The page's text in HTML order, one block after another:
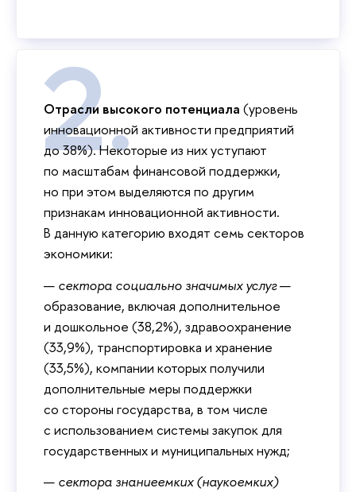
Отрасли высокого потенциала (уровень
инновационной активности предприятий
до 38%). Некоторые из них уступают
по масштабам финансовой поддержки,
но при этом выделяются по другим
признакам инновационной активности.
В данную категорию входят семь секторов
экономики:
— сектора социально значимых услуг—
образование, включая дополнительное
и дошкольное (38,2%), здравоохранение
(33,9%), транспортировка и хранение
(33,5%), компании которых получили
дополнительные меры поддержки
со стороны государства, в том числе
с использованием системы закупок для
государственных и муниципальных нужд;
— сектора знаниеемких (наукоемких)